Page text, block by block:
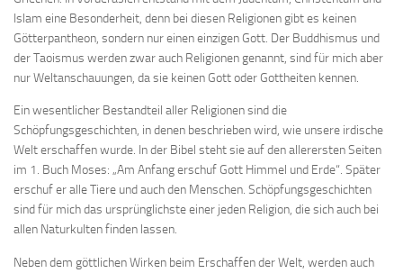
Islam eine Besonderheit, denn bei diesen Religionen gibt es keinen
Götterpantheon, sondern nur einen einzigen Gott. Der Buddhismus und
der Taoismus werden zwar auch Religionen genannt, sind für mich aber
nur Weltanschauungen, da sie keinen Gott oder Gottheiten kennen.
Ein wesentlicher Bestandteil aller Religionen sind die
Schöpfungsgeschichten, in denen beschrieben wird, wie unsere irdische
Welt erschaffen wurde. In der Bibel steht sie auf den allerersten Seiten
im 1. Buch Moses: „Am Anfang erschuf Gott Himmel und Erde“. Später
erschuf er alle Tiere und auch den Menschen. Schöpfungsgeschichten
sind für mich das ursprünglichste einer jeden Religion, die sich auch bei
allen Naturkulten finden lassen.
Neben dem göttlichen Wirken beim Erschaffen der Welt, werden auch